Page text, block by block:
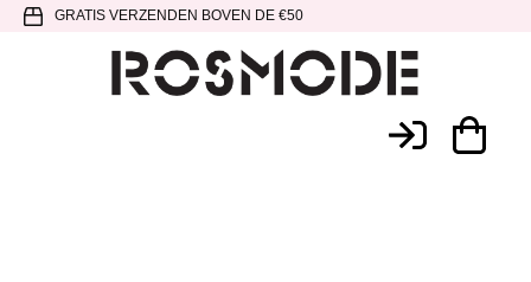
Spring
hoofdnavigatie
Door
SpringGRATIS VERZENDEN BOVEN DE €50